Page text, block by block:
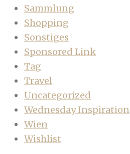
Sammlung
Shopping
Sonstiges
Sponsored Link
Tag
Travel
Uncategorized
Wednesday Inspiration
Wien
Wishlist